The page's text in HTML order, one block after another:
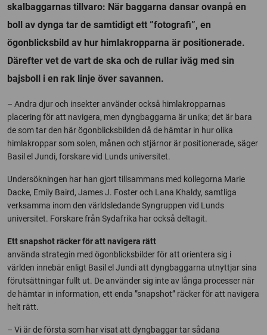
skalbaggarnas tillvaro: När baggarna dansar ovanpå en
boll av dynga tar de samtidigt ett ”fotografi”, en
ögonblicksbild av hur himlakropparna är positionerade.
Därefter vet de vart de ska och de rullar iväg med sin
bajsboll i en rak linje över savannen.
– Andra djur och insekter använder också himlakropparnas
placering för att navigera, men dyngbaggarna är unika; det är bara
de som tar den här ögonblicksbilden då de hämtar in hur olika
himlakroppar som solen, månen och stjärnor är positionerade, säger
Basil el Jundi, forskare vid Lunds universitet.
Undersökningen har han gjort tillsammans med kollegorna Marie
Dacke, Emily Baird, James J. Foster och Lana Khaldy, samtliga
verksamma inom den världsledande Syngruppen vid Lunds
universitet. Forskare från Sydafrika har också deltagit.
Ett snapshot räcker för att navigera rätt
använda strategin med ögonblicksbilder för att orientera sig i
världen innebär enligt Basil el Jundi att dyngbaggarna utnyttjar sina
förutsättningar fullt ut. De använder sig inte av långa processer när
de hämtar in information, ett enda ”snapshot” räcker för att navigera
helt rätt.
– Vi är de första som har visat att dyngbaggar tar sådana